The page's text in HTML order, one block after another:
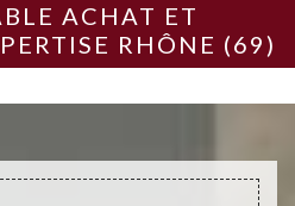
ACHAT ET
RHÔNE (69)